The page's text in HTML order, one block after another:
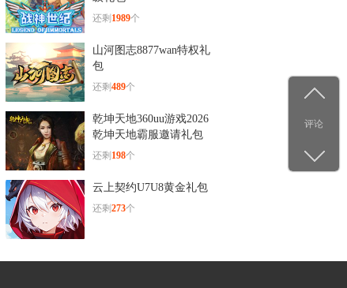
侠传》
还剩 1989个
山河图志8877wan特权礼
包
还剩489个
乾坤天地360uu游戏2026
乾坤天地霸服邀请礼包
还剩 198个
云上契约U7U8黄金礼包
还剩273个
评论